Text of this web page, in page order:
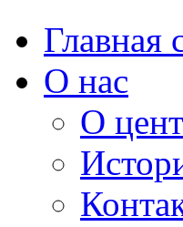
Главная
О нас
О